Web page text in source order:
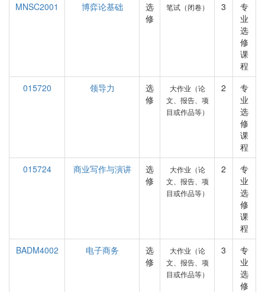
MNSC2001
博弈论基础
选
修
笔试（闭卷） 3
专
业
选
修
课
程
015720
领导力
选
修
大作业（论
文、报告、项
目或作品等）
2
专
业
选
修
课
程
015724
商业写作与演讲
选
修
大作业（论
文、报告、项
目或作品等）
2
专
业
选
修
课
程
BADM4002
电子商务
选
修
大作业（论
文、报告、项
目或作品等）
3
专
业
选
修